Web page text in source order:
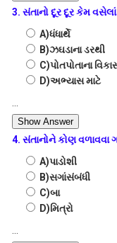
3. સંતાનો દૂર દૂર કેમ
A)ધંધાર્થે
B)ઝઘડાના ડરથી
C)પોતપોતાના
D)અભ્યાસ માટે
Show Answer
4. સંતાનોને કોણ વળાવવા
A)પાડોશી
B)સગાંસંબંધી
C)બા
D)મિત્રો